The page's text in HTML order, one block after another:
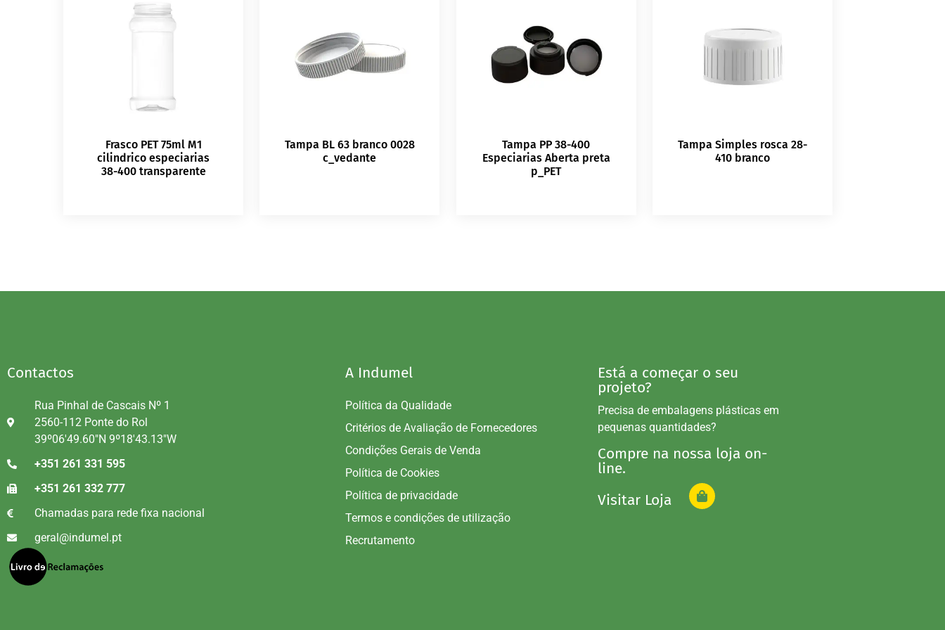
Frasco PET 75ml M1
cilindrico especiarias
38-400 transparente
Tampa BL 63 branco 0028
c_vedante
Tampa PP 38-400
Especiarias Aberta preta
p_PET
Tampa Simples rosca 28-
410 branco
Contactos
Rua Pinhal de Cascais Nº 1
2560-112 Ponte do Rol
39º06'49.60"N 9º18'43.13"W
+351 261 331 595
+351 261 332 777
Chamadas para rede fixa nacional
geral@indumel.pt
A Indumel
Política da Qualidade
Critérios de Avaliação de Fornecedores
Condições Gerais de Venda
Política de Cookies
Política de privacidade
Termos e condições de utilização
Recrutamento
Está a começar o seu
projeto?
Precisa de embalagens plásticas em
pequenas quantidades?
Compre na nossa loja on-
line.
Visitar Loja